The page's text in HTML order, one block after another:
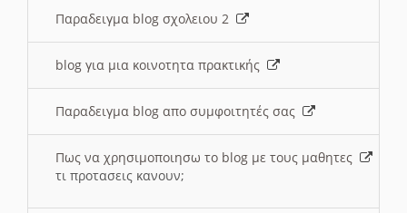
Παραδειγμα blog σχολειου 2
blog για μια κοινοτητα πρακτικής
Παραδειγμα blog απο συμφοιτητές σας
Πως να χρησιμοποιησω το blog με τους μαθητες
τι προτασεις κανουν;